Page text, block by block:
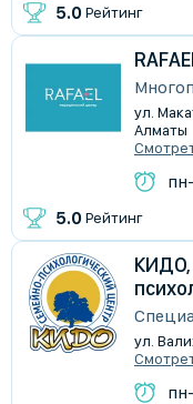
5.0 Рейтинг
ул.
Алматы
5.0 Рейтинг
КИДО,
ул.